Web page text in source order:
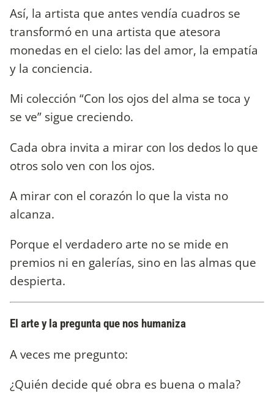
Así, la artista que antes vendía cuadros se
transformó en una artista que atesora
monedas en el cielo: las del amor, la empatía
y la conciencia.
Mi colección “Con los ojos del alma se toca y
se ve” sigue creciendo.
Cada obra invita a mirar con los dedos lo que
otros solo ven con los ojos.
A mirar con el corazón lo que la vista no
alcanza.
Porque el verdadero arte no se mide en
premios ni en galerías, sino en las almas que
despierta.
El arte y la pregunta que nos humaniza
A veces me pregunto:
¿Quién decide qué obra es buena o mala?